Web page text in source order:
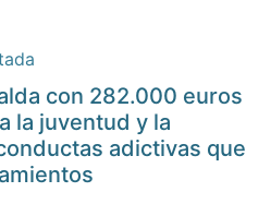
con 282.000 euros
la juventud y la
adictivas que